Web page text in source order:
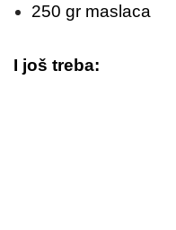
250 gr maslaca
I još treba: